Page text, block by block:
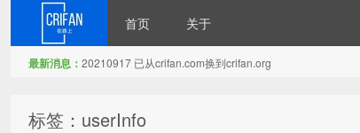
首页 关于
最新消息： 20210917 已从crifan.com换到crifan.org
标签：userInfo